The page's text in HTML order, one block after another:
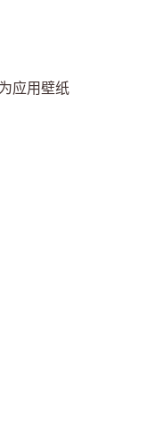
应用壁纸